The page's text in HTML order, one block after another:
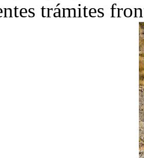
trámites